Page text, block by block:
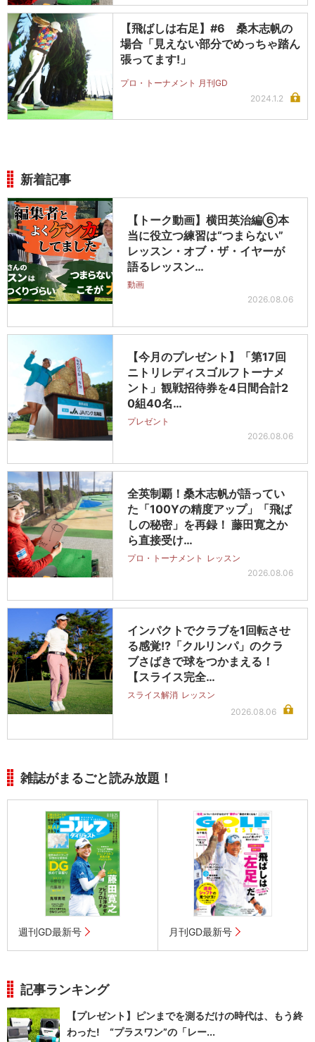
【飛ばしは右足】#6 桑木志帆の
場合「見えない部分でめっちゃ踏ん
張ってます!」
プロ・トーナメント 月刊GD
2024.1.2
新着記事
【トーク動画】横田英治編⑥本
当に役立つ練習は“つまらない”
レッスン・オブ・ザ・イヤーが
語るレッスン…
動画
2026.08.06
【今月のプレゼント】「第17回
ニトリレディスゴルフトーナメ
ント」観戦招待券を4日間合計2
0組40名…
プレゼント
2026.08.06
全英制覇！桑木志帆が語ってい
た「100Yの精度アップ」「飛ば
しの秘密」を再録！ 藤田寛之か
ら直接受け…
プロ・トーナメント レッスン
2026.08.06
インパクトでクラブを1回転させ
る感覚!?「クルリンパ」のクラ
ブさばきで球をつかまえる！
【スライス完全…
スライス解消 レッスン
2026.08.06
雑誌がまるごと読み放題！
週刊GD最新号 月刊GD最新号
記事ランキング
【プレゼント】ピンまでを測るだけの時代は、もう終
わった! “プラスワン”の「レー...